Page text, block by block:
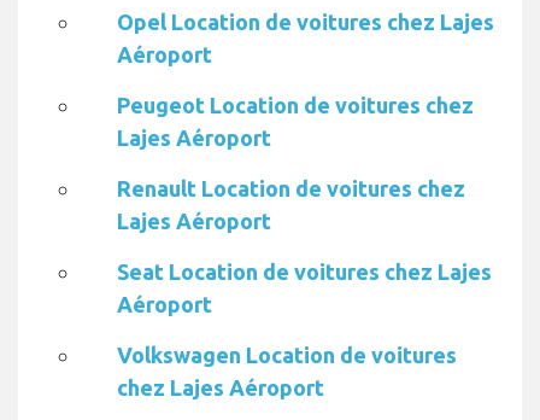
Opel Location de voitures chez Lajes
Aéroport
Peugeot Location de voitures chez
Lajes Aéroport
Renault Location de voitures chez
Lajes Aéroport
Seat Location de voitures chez Lajes
Aéroport
Volkswagen Location de voitures
chez Lajes Aéroport